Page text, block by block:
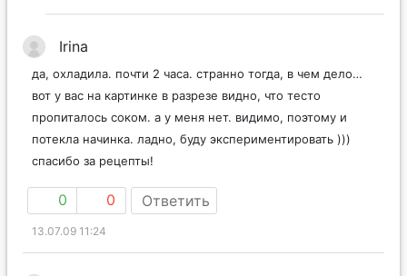
Irina
да, охладила. почти 2 часа. странно тогда, в чем дело…
вот у вас на картинке в разрезе видно, что тесто
пропиталось соком. а у меня нет. видимо, поэтому и
потекла начинка. ладно, буду экспериментировать )))
спасибо за рецепты!
0 0 Ответить
13.07.09 11:24